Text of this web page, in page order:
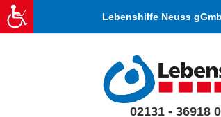
Zum
Inhalt
springen
Lebenshilfe Neuss
02131 - 36918 0